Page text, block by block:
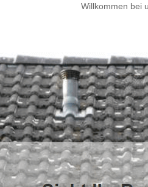
Willkommen bei